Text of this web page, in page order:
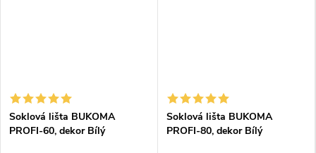
Soklová lišta BUKOMA
PROFI-60, dekor Bílý
Soklová lišta BUKOMA
PROFI-80, dekor Bílý